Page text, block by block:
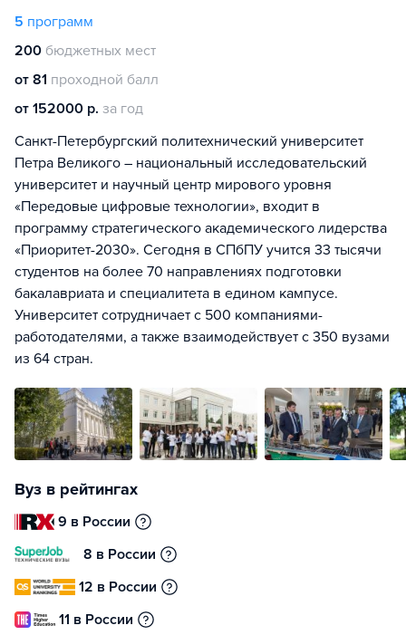
5 программ
200 бюджетных мест
от 81 проходной балл
от 152000 р. за год
Санкт-Петербургский политехнический университет
Петра Великого – национальный исследовательский
университет и научный центр мирового уровня
«Передовые цифровые технологии», входит в
программу стратегического академического лидерства
«Приоритет-2030». Сегодня в СПбПУ учится 33 тысячи
студентов на более 70 направлениях подготовки
бакалавриата и специалитета в едином кампусе.
Университет сотрудничает с 500 компаниями-
работодателями, а также взаимодействует с 350 вузами
из 64 стран.
Вуз в рейтингах
9 в России
8 в России
12 в России
11 в России